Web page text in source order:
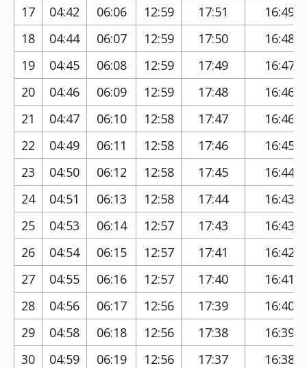
17
04:42 06:06 12:59 17:51
16:49
18
04:44 06:07 12:59 17:50
16:48
19
04:45 06:08 12:59 17:49
16:47
20
04:46 06:09 12:59 17:48
16:46
21
04:47 06:10 12:58 17:47
16:46
22
04:49 06:11 12:58 17:46
16:45
23
04:50 06:12 12:58 17:45
16:44
24
04:51 06:13 12:58 17:44
16:43
25
04:53 06:14 12:57 17:43
16:43
26
04:54 06:15 12:57 17:41
16:42
27
04:55 06:16 12:57 17:40
16:41
28
04:56 06:17 12:56 17:39
16:40
29
04:58 06:18 12:56 17:38
16:39
30
04:59 06:19 12:56 17:37
16:38